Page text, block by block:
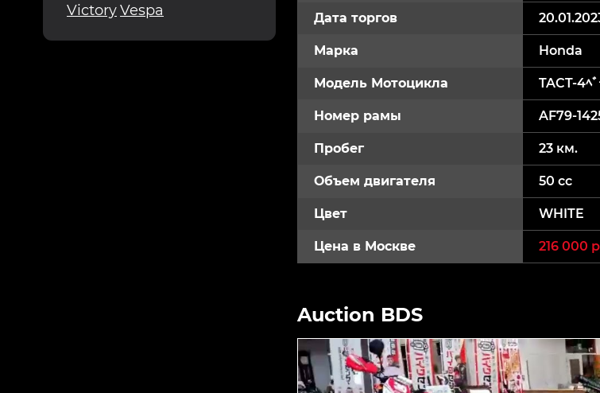
VictoryVespa Дата торгов
Марка Honda
Модель Мотоцикла TACT-4ﾍﾞ
Номер рамы AF79-
Пробег 23 км.
Объем двигателя 50 cc
Цвет WHITE
Цена в Москве 216 000
Auction BDS